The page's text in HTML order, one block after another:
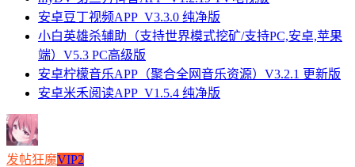
安卓豆丁视频APP_V3.3.0 纯净版
小白英雄杀辅助（支持世界模式挖矿/支持PC,安卓,苹果
端）V5.3 PC高级版
安卓柠檬音乐APP（聚合全网音乐资源）V3.2.1 更新版
安卓米禾阅读APP_V1.5.4 纯净版
发帖狂魔VIP2